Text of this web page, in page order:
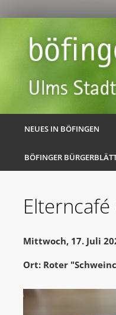
NEUES IN BÖFINGEN
BÖFINGER
Mittwoch, 17. Juli
Ort: Roter